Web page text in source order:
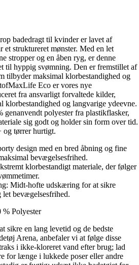
badedragt til kvinder er lavet af
struktureret mønster. Med en let
stropper og en åben ryg, er denne
til hyppig svømning. Den er fremstillet af
tilbyder maksimal klorbestandighed og
Eco er vores nye
fra ansvarligt forvaltede kilder,
klorbestandighed og langvarige ydeevne.
genanvendt polyester fra plastikflasker,
sig godt og holder sin form over tid.
og tørrer hurtigt.
design med en bred åbning og fine
bevægelsesfrihed.
klorbestandigt materiale, der følger
Midt-hofte udskæring for at sikre
let bevægelsesfrihed.
% Polyester
sikre en lang levetid og de bedste
Arena, anbefaler vi at følge disse
i ikke-kloreret vand efter brug; lad
for længe i lukkede poser eller andre